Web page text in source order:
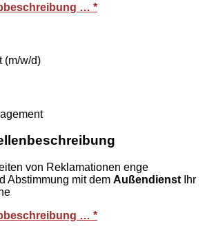
… *
(m/w/d)
von Reklamationen enge
Abstimmung mit dem Außendienst Ihr
… *